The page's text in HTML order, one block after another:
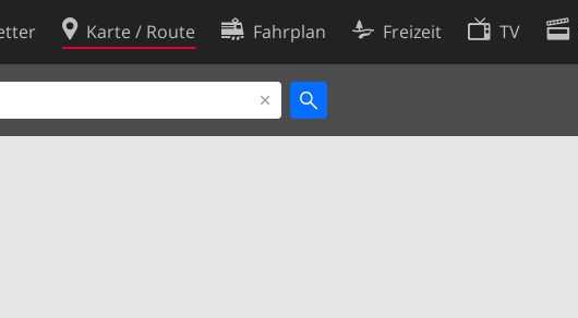
Karte / Route Fahrplan Freizeit TV
Cookie-Richtlinie
Cookie-Einstellungen